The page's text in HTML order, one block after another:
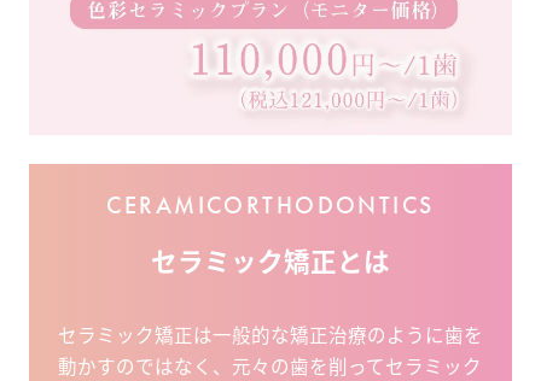
CERAMICORTHODONTICS
セラミック矯正とは
セラミック矯正は一般的な矯正治療のように歯を
動かすのではなく、元々の歯を削ってセラミック